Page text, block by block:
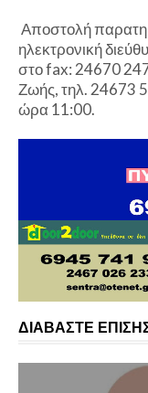
Αποστολή
ηλεκτρονική
στο fax: 24670
Ζωής, τηλ. 24673
ώρα 11:00.
ΔΙΑΒΑΣΤΕ